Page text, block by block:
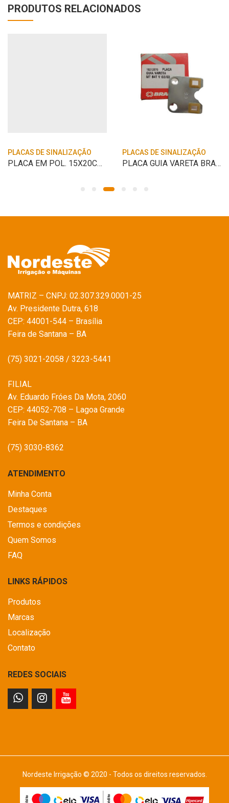
PRODUTOS RELACIONADOS
PLACAS DE SINALIZAÇÃO
PLACA EM POL. 15X20CM ALARME DE INCENDIO
PLACAS DE SINALIZAÇÃO
PLACA GUIA VARETA BRANCO B4T 5,5/6,5
MATRIZ – CNPJ: 02.307.329.0001-25
Av. Presidente Dutra, 618
CEP: 44001-544 – Brasília
Feira de Santana – BA
(75) 3021-2058 / 3223-5441
FILIAL
Av. Eduardo Fróes Da Mota, 2060
CEP: 44052-708 – Lagoa Grande
Feira De Santana – BA
(75) 3030-8362
ATENDIMENTO
Minha Conta
Destaques
Termos e condições
Quem Somos
FAQ
LINKS RÁPIDOS
Produtos
Marcas
Localização
Contato
REDES SOCIAIS
Nordeste Irrigação © 2020 - Todos os direitos reservados.